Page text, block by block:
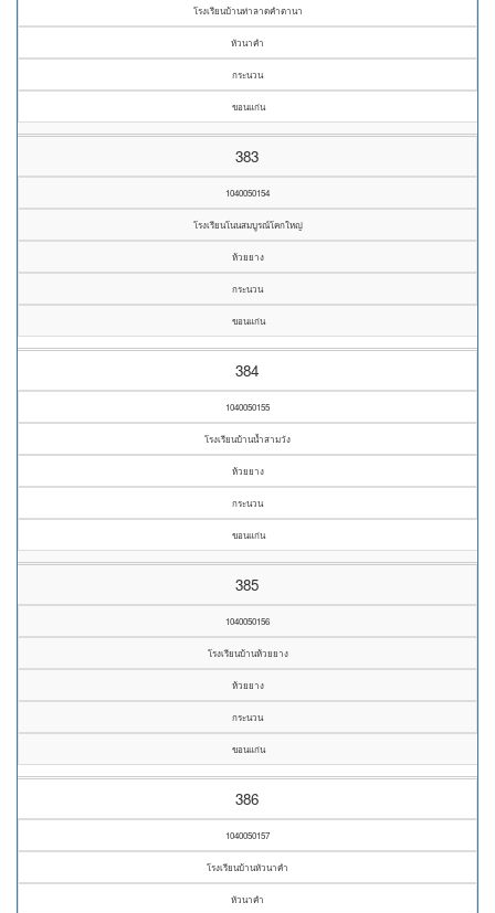
โรงเรียนบ้านท่าลาดคำตานา
หัวนาคำ
กระนวน
ขอนแก่น
383
1040050154
โรงเรียนโนนสมบูรณ์โคกใหญ่
ห้วยยาง
กระนวน
ขอนแก่น
384
1040050155
โรงเรียนบ้านน้ำสามวัง
ห้วยยาง
กระนวน
ขอนแก่น
385
1040050156
โรงเรียนบ้านห้วยยาง
ห้วยยาง
กระนวน
ขอนแก่น
386
1040050157
โรงเรียนบ้านหัวนาคำ
หัวนาคำ